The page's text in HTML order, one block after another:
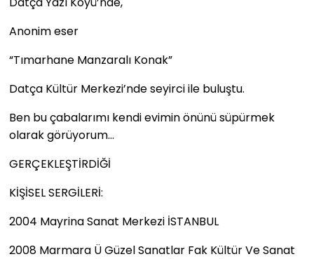
Anonim eser
“Tımarhane Manzaralı Konak”
Datça Kültür Merkezi’nde seyirci ile buluştu.
Ben bu çabalarımı kendi evimin önünü süpürmek
olarak görüyorum…
GERÇEKLEŞTİRDİĞİ
KİŞİSEL SERGİLERİ:
2004 Mayrina Sanat Merkezi İSTANBUL
2008 Marmara Ü Güzel Sanatlar Fak Kültür Ve Sanat